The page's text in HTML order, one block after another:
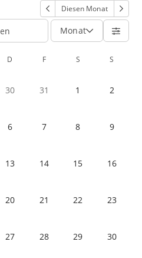
Diesen Monat
Monat
D F S S
30 31 1 2
6 7 8 9
13 14 15 16
20 21 22 23
27 28 29 30